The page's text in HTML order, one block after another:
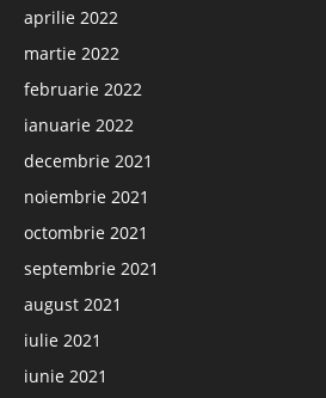
aprilie 2022
martie 2022
februarie 2022
ianuarie 2022
decembrie 2021
noiembrie 2021
octombrie 2021
septembrie 2021
august 2021
iulie 2021
iunie 2021